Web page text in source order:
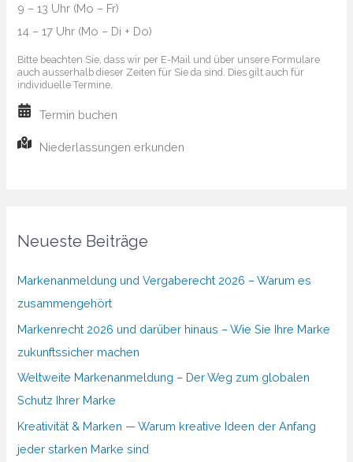
9 – 13 Uhr (Mo – Fr)
14 – 17 Uhr (Mo – Di + Do)
Bitte beachten Sie, dass wir per E-Mail und über unsere Formulare
auch ausserhalb dieser Zeiten für Sie da sind. Dies gilt auch für
individuelle Termine.
Termin buchen
Niederlassungen erkunden
Neueste Beiträge
Markenanmeldung und Vergaberecht 2026 – Warum es
zusammengehört
Markenrecht 2026 und darüber hinaus – Wie Sie Ihre Marke
zukunftssicher machen
Weltweite Markenanmeldung – Der Weg zum globalen
Schutz Ihrer Marke
Kreativität & Marken — Warum kreative Ideen der Anfang
jeder starken Marke sind